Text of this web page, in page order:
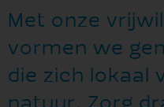
Met onze
vormen we
die zich lokaal